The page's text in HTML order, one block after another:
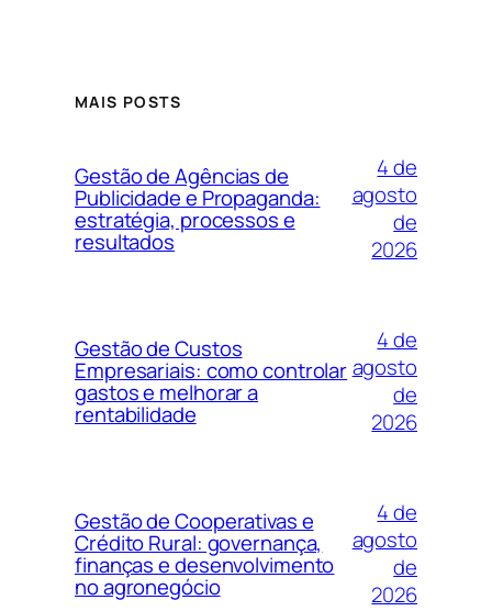
MAIS POSTS
Gestão de Agências de
Publicidade e Propaganda:
estratégia, processos e
resultados
4 de
agosto
de
2026
Gestão de Custos
Empresariais: como controlar
gastos e melhorar a
rentabilidade
4 de
agosto
de
2026
Gestão de Cooperativas e
Crédito Rural: governança,
finanças e desenvolvimento
no agronegócio
4 de
agosto
de
2026